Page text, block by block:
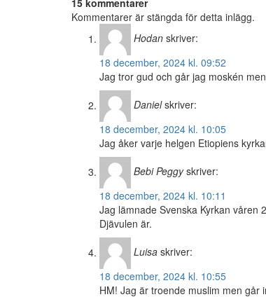
15 kommentarer
Kommentarer är stängda för detta inlägg.
Hodan skriver:
18 december, 2024 kl. 09:52
Jag tror gud och går jag moskén
Daniel skriver:
18 december, 2024 kl. 10:05
Jag åker varje helgen Etiopiens
Bebi Peggy skriver:
18 december, 2024 kl. 10:11
Jag lämnade Svenska Kyrkan våren
Djävulen är.
Luisa skriver:
18 december, 2024 kl. 10:55
HM! Jag är troende muslim men